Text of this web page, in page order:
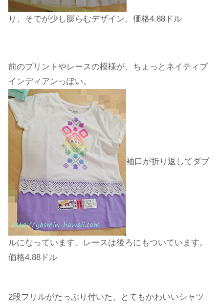
り、そでが少し膨らむデザイン。価格4.88ドル
前のプリントやレースの模様が、ちょっとネイティブ
インディアンっぽい。
袖口が折り返してダブ
ルになっています。レースは後ろにもついています。
価格4.88ドル
2段フリルがたっぷり付いた、とてもかわいいシャツ